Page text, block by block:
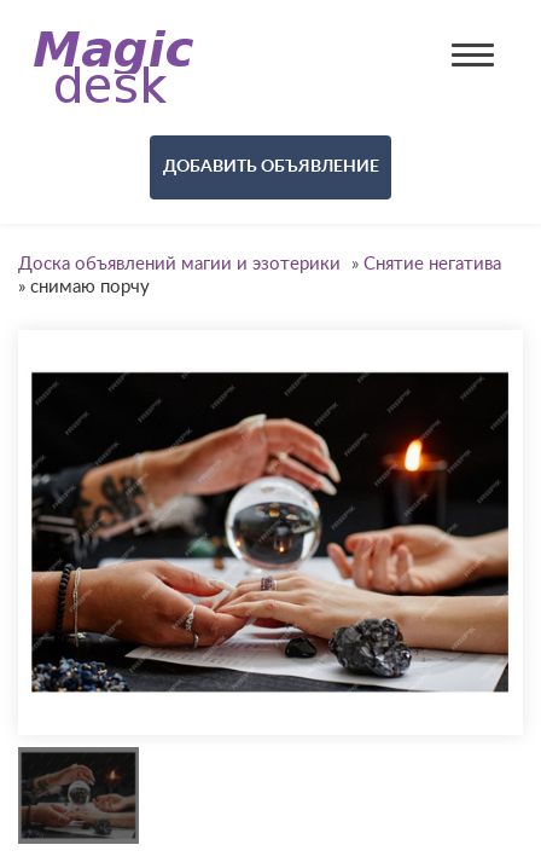
ДОБАВИТЬ ОБЪЯВЛЕНИЕ
Доска объявлений магии и эзотерики » Снятие негатива
» снимаю порчу